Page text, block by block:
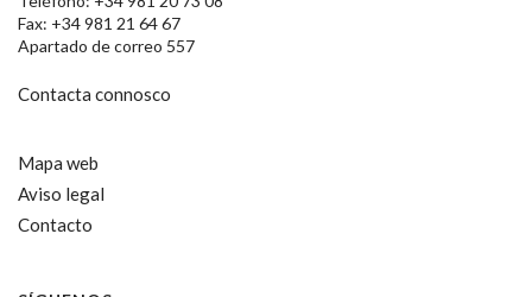
Fax: +34 981 21 64 67
Apartado de correo 557
Contacta connosco
Mapa web
Aviso legal
Contacto